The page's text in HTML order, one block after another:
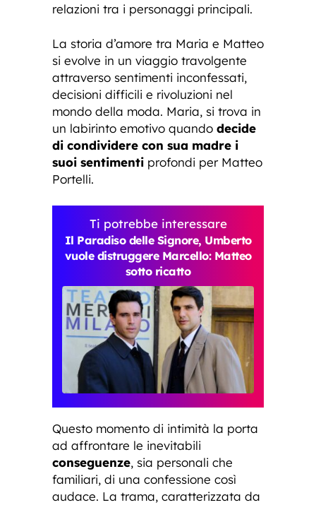
relazioni tra i personaggi principali.
La storia d’amore tra Maria e Matteo
si evolve in un viaggio travolgente
attraverso sentimenti inconfessati,
decisioni difficili e rivoluzioni nel
mondo della moda. Maria, si trova in
un labirinto emotivo quando decide
di condividere con sua madre i
suoi sentimenti profondi per Matteo
Portelli.
Ti potrebbe interessare
Il Paradiso delle Signore, Umberto
vuole distruggere Marcello: Matteo
sotto ricatto
Questo momento di intimità la porta
ad affrontare le inevitabili
conseguenze, sia personali che
familiari, di una confessione così
audace. La trama, caratterizzata da